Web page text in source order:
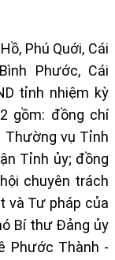
Phú Quới, Cái
Phước, Cái
tỉnh nhiệm kỳ
gồm: đồng chí
Thường vụ Tỉnh
Tỉnh ủy; đồng
chuyên trách
và Tư pháp của
Bí thư Đảng ủy
Phước Thành -